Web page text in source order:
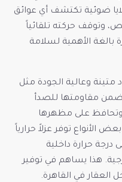
ضوئية تكتشف أي عوائق
وتوقف حركته تلقائياً
بالغة الأهمية لسلامة
متينة وعالية الجودة مثل
يضمن مقاومتها للصدأ
وتحافظ على مظهرها
الأنواع توفر عزلاً حرارياً
حرارة داخلية
هذا يساهم في توفير
العقار في القاهرة.